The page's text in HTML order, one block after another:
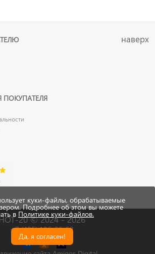
наверх
HOT-20 © 2024 - 2026
+7 (495) 106-26-52
куки-файлы, обрабатываемые
Подробнее об этом вы можете
в Политике куки-файлов.
Да, я согласен!